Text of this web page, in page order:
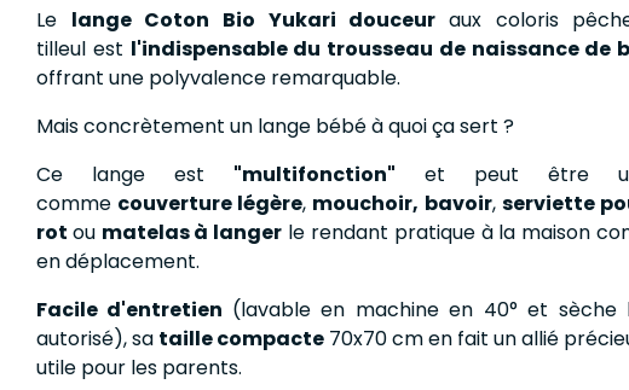
Le lange Coton Bio Yukari douceuraux coloris
tilleul est l'indispensable du trousseau de naissance de
offrant une polyvalence remarquable.
Mais concrètement un lange bébé à quoi ça sert ?
Ce lange est "multifonction" et peut être
comme couverture légère, mouchoir, bavoir,serviette
rot ou matelas à langer le rendant pratique à la maison
en déplacement.
Facile d'entretien (lavable en machine en 40° et sèche
autorisé), sa taille compacte 70x70 cm en fait un allié
utile pour les parents.